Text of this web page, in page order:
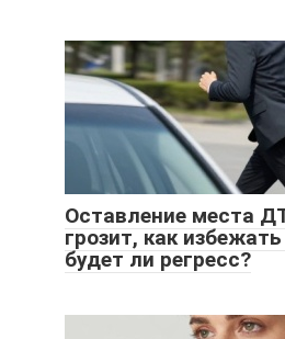
Оставление места
грозит, как
будет ли регресс?